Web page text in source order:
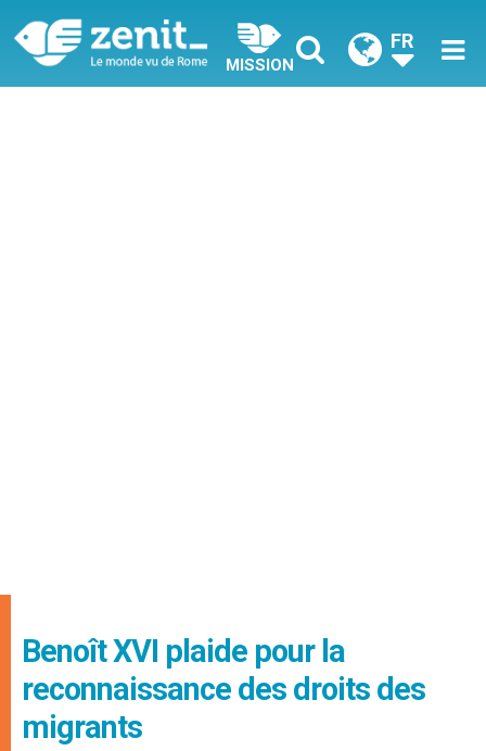
MISSION
FR
Benoît XVI plaide pour la
reconnaissance des droits des
migrants